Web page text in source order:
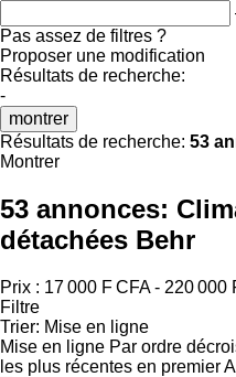
Pas assez de filtres ?
Proposer une modification
Résultats de recherche:
-
montrer
Résultats de recherche: 53
Montrer
53 annonces:
détachées Behr
Prix : 17 000 F CFA - 220 000
Filtre
Trier: Mise en ligne
Mise en ligne Par ordre
les plus récentes en premier